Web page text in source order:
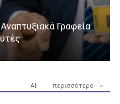
Γραφεία
All περισσότερο